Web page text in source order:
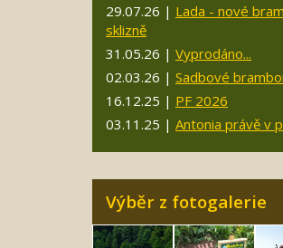
29.07.26 | Lada - nové
sklizně
31.05.26 | Vyprodáno...
02.03.26 | Sadbové
16.12.25 | PF 2026
03.11.25 | Antonia právě v
Výběr z fotogalerie